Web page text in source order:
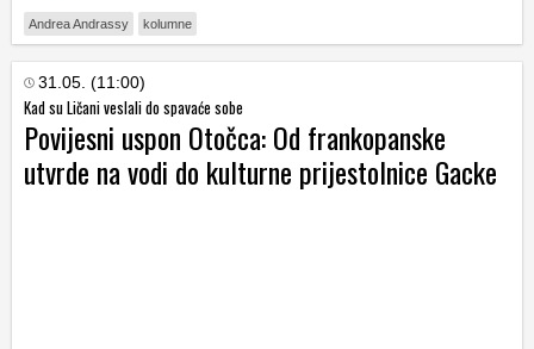
Andrea Andrassy kolumne
31.05. (11:00)
Kad su Ličani veslali do spavaće sobe
Povijesni uspon Otočca: Od frankopanske
utvrde na vodi do kulturne prijestolnice Gacke